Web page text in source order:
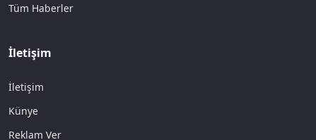
Tüm Haberler
İletişim
İletişim
Künye
Reklam Ver